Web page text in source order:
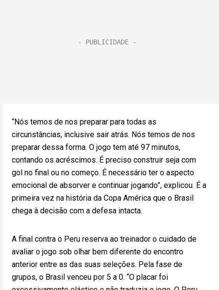
“Nós temos de nos preparar para todas as
circunstâncias, inclusive sair atrás. Nós temos de nos
preparar dessa forma. O jogo tem até 97 minutos,
contando os acréscimos. É preciso construir seja com
gol no final ou no começo. É necessário ter o aspecto
emocional de absorver e continuar jogando”, explicou. É a
primeira vez na história da Copa América que o Brasil
chega à decisão com a defesa intacta.
A final contra o Peru reserva ao treinador o cuidado de
avaliar o jogo sob olhar bem diferente do encontro
anterior entre as das suas seleções. Pela fase de
grupos, o Brasil venceu por 5 a 0. “O placar foi